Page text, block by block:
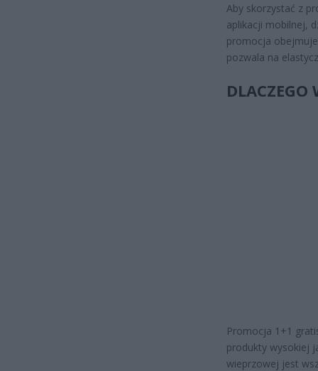
Aby skorzystać z
aplikacji mobilnej,
promocja
pozwala na
DLACZEGO
Promocja 1+1
produkty wysokiej
wieprzowej jest